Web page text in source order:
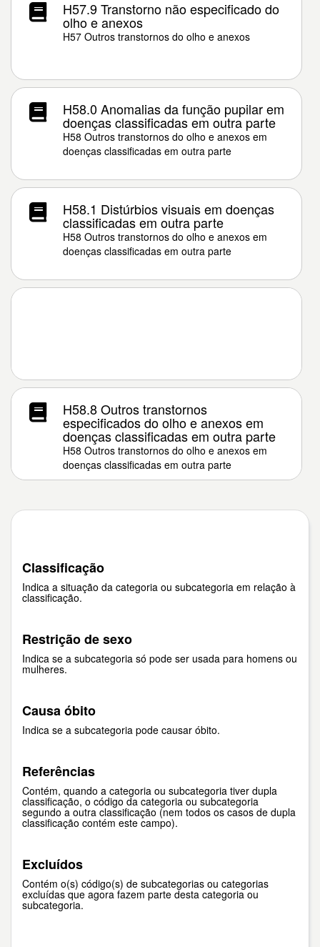
H57.9 Transtorno não especificado do
olho e anexos
H57 Outros transtornos do olho e anexos
H58.0 Anomalias da função pupilar em
doenças classificadas em outra parte
H58 Outros transtornos do olho e anexos em
doenças classificadas em outra parte
H58.1 Distúrbios visuais em doenças
classificadas em outra parte
H58 Outros transtornos do olho e anexos em
doenças classificadas em outra parte
H58.8 Outros transtornos
especificados do olho e anexos em
doenças classificadas em outra parte
H58 Outros transtornos do olho e anexos em
doenças classificadas em outra parte
Classificação
Indica a situação da categoria ou subcategoria em relação à
classificação.
Restrição de sexo
Indica se a subcategoria só pode ser usada para homens ou
mulheres.
Causa óbito
Indica se a subcategoria pode causar óbito.
Referências
Contém, quando a categoria ou subcategoria tiver dupla
classificação, o código da categoria ou subcategoria
segundo a outra classificação (nem todos os casos de dupla
classificação contém este campo).
Excluídos
Contém o(s) código(s) de subcategorias ou categorias
excluídas que agora fazem parte desta categoria ou
subcategoria.